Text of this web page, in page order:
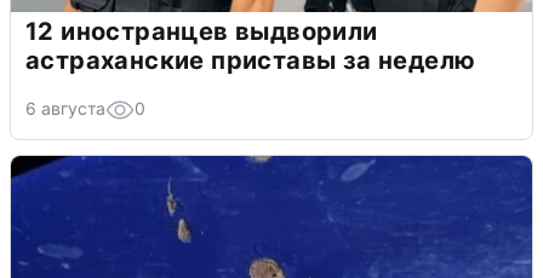
12 иностранцев выдворили
астраханские приставы за неделю
6 августа 0